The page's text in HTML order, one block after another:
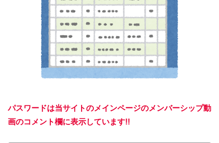
パスワードは当サイトのメインページのメンバーシップ動
画のコメント欄に表示しています!!